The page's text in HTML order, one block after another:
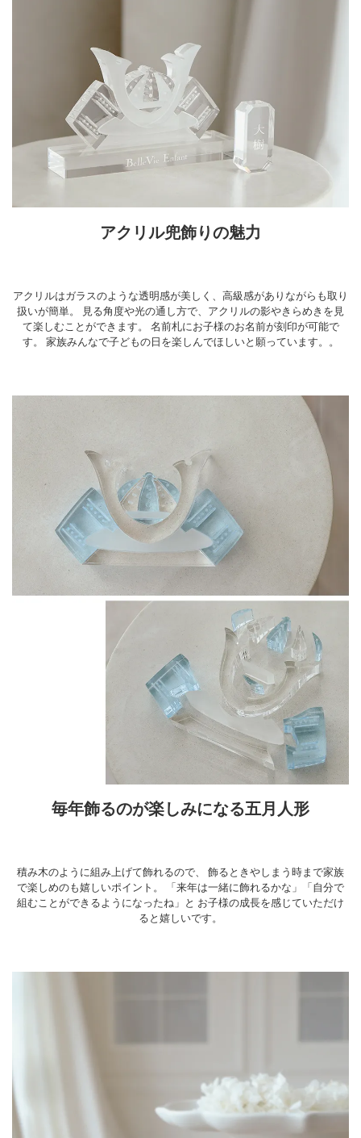
アクリル兜飾りの魅力
アクリルはガラスのような透明感が美しく、高級感がありながらも取り
扱いが簡単。
見る角度や光の通し方で、アクリルの影やきらめきを見
て楽しむことができます。
名前札にお子様のお名前が刻印が可能で
す。
家族みんなで子どもの日を楽しんでほしいと願っています。。
毎年飾るのが楽しみになる五月人形
積み木のように組み上げて飾れるので、
飾るときやしまう時まで家族
で楽しめのも嬉しいポイント。
「来年は一緒に飾れるかな」「自分で
組むことができるようになったね」と お子様の成長を感じていただけ
ると嬉しいです。